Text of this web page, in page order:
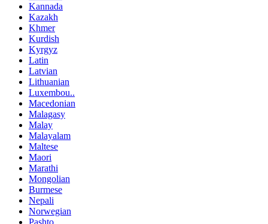
Kannada
Kazakh
Khmer
Kurdish
Kyrgyz
Latin
Latvian
Lithuanian
Luxembou..
Macedonian
Malagasy
Malay
Malayalam
Maltese
Maori
Marathi
Mongolian
Burmese
Nepali
Norwegian